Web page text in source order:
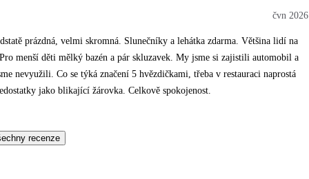
čvn 2026
prázdná, velmi skromná. Slunečníky a lehátka zdarma. Většina lidí na
menší děti mělký bazén a pár skluzavek. My jsme si zajistili automobil a
nevyužili. Co se týká značení 5 hvězdičkami, třeba v restauraci naprostá
jako blikající žárovka. Celkově spokojenost.
recenze